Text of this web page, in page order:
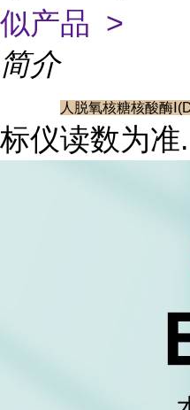
似产品 >
简介
人脱氧核糖核酸酶
标仪读数为准.